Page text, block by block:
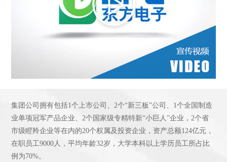
集团公司拥有包括1个上市公司、2个“新三板”公司、1个全国制造
业单项冠军产品企业、2个国家级专精特新“小巨人”企业，2个省
市级瞪羚企业等在内的20个权属及投资企业，资产总额124亿元，
在职员工9000人，平均年龄32岁，大学本科以上学历员工所占比
例为70%。